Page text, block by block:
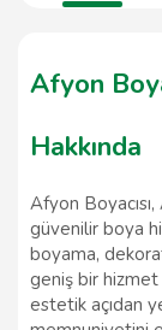
Afyon
Hakkında
Afyon
güvenilir boya
boyama,
geniş bir
estetik açıdan